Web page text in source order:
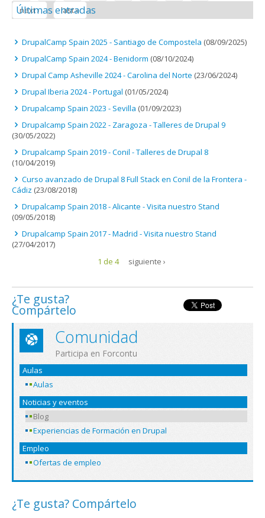
next › last »
Últimas entradas
DrupalCamp Spain 2025 - Santiago de Compostela (08/09/2025)
DrupalCamp Spain 2024 - Benidorm (08/10/2024)
Drupal Camp Asheville 2024 - Carolina del Norte (23/06/2024)
Drupal Iberia 2024 - Portugal (01/05/2024)
Drupalcamp Spain 2023 - Sevilla (01/09/2023)
Drupalcamp Spain 2022 - Zaragoza - Talleres de Drupal 9
(30/05/2022)
Drupalcamp Spain 2019 - Conil - Talleres de Drupal 8
(10/04/2019)
Curso avanzado de Drupal 8 Full Stack en Conil de la Frontera -
Cádiz (23/08/2018)
Drupalcamp Spain 2018 - Alicante - Visita nuestro Stand
(09/05/2018)
Drupalcamp Spain 2017 - Madrid - Visita nuestro Stand
(27/04/2017)
1 de 4
siguiente ›
¿Te gusta?
Compártelo
Comunidad
Participa en Forcontu
Aulas
Aulas
Noticias y eventos
Blog
Experiencias de Formación en Drupal
Empleo
Ofertas de empleo
¿Te gusta? Compártelo